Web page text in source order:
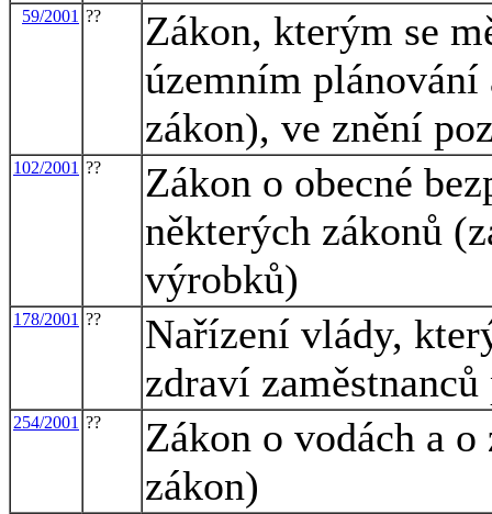
59/2001 ??
Zákon, kterým se
územním plánování
zákon), ve znění
102/2001 ??
Zákon o obecné
některých zákonů
výrobků)
178/2001 ??
Nařízení vlády,
zdraví
254/2001 ??
Zákon o vodách a
zákon)